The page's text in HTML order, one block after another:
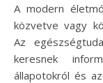
A modern életmód számos kihívást állít elénk, amelyek
közvetve vagy
Az
keresnek
állapotokról és